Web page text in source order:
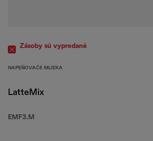
Zásoby sú vypredané
NAPEŇOVAČE MLIEKA
LatteMix
EMF3.M